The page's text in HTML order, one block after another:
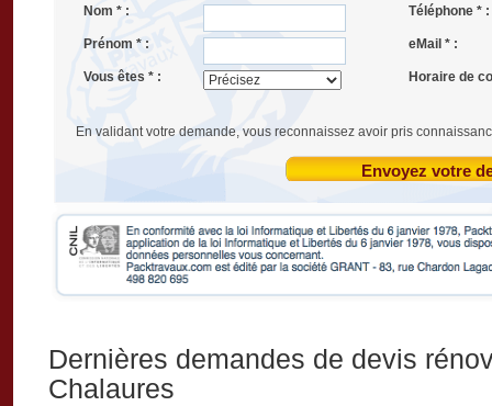
Nom * :
Téléphone * :
Prénom * : eMail * :
Vous êtes * : Horaire de
En validant votre demande, vous reconnaissez avoir pris
Envoyez votre
Dernières demandes de devis
Chalaures